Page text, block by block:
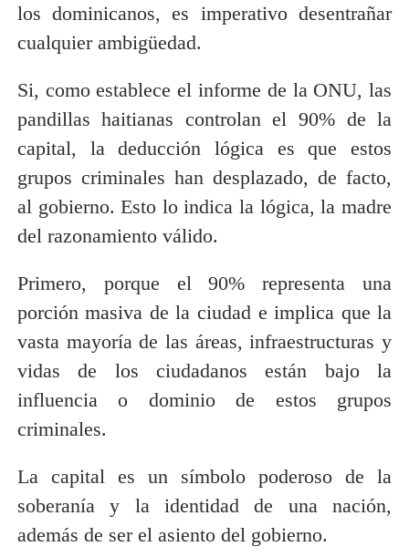
los dominicanos, es imperativo desentrañar
cualquier ambigüedad.
Si, como establece el informe de la ONU, las
pandillas haitianas controlan el 90% de la
capital, la deducción lógica es que estos
grupos criminales han desplazado, de facto,
al gobierno. Esto lo indica la lógica, la madre
del razonamiento válido.
Primero, porque el 90% representa una
porción masiva de la ciudad e implica que la
vasta mayoría de las áreas, infraestructuras y
vidas de los ciudadanos están bajo la
influencia o dominio de estos grupos
criminales.
La capital es un símbolo poderoso de la
soberanía y la identidad de una nación,
además de ser el asiento del gobierno.